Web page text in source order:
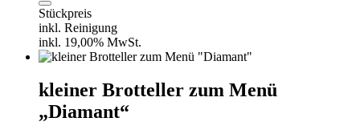
26
cm
Menge
Stückpreis
inkl. Reinigung
inkl. 19,00% MwSt.
kleiner Brotteller zum Menü
„Diamant“